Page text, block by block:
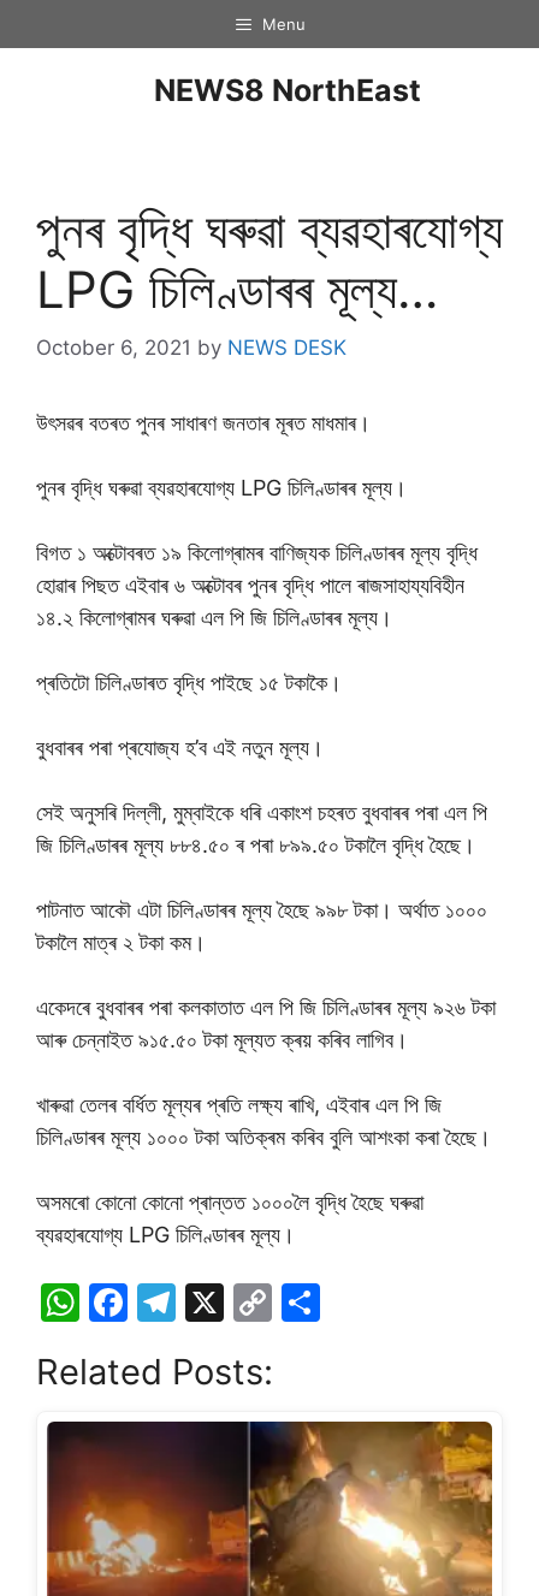
Menu
NEWS8 NorthEast
পুনৰ বৃদ্ধি ঘৰুৱা ব্যৱহাৰযোগ্য
LPG চিলিণ্ডাৰৰ মূল্য…
October 6, 2021 by NEWS DESK
উৎসৱৰ বতৰত পুনৰ সাধাৰণ জনতাৰ মূৰত মাধমাৰ।
পুনৰ বৃদ্ধি ঘৰুৱা ব্যৱহাৰযোগ্য LPG চিলিণ্ডাৰৰ মূল্য।
বিগত ১ অক্টোবৰত ১৯ কিলোগ্ৰামৰ বাণিজ্যক চিলিণ্ডাৰৰ মূল্য বৃদ্ধি
হোৱাৰ পিছত এইবাৰ ৬ অক্টোবৰ পুনৰ বৃদ্ধি পালে ৰাজসাহায্যবিহীন
১৪.২ কিলোগ্ৰামৰ ঘৰুৱা এল পি জি চিলিণ্ডাৰৰ মূল্য।
প্ৰতিটো চিলিণ্ডাৰত বৃদ্ধি পাইছে ১৫ টকাকৈ।
বুধবাৰৰ পৰা প্ৰযোজ্য হ’ব এই নতুন মূল্য।
সেই অনুসৰি দিল্লী, মুম্বাইকে ধৰি একাংশ চহৰত বুধবাৰৰ পৰা এল পি
জি চিলিণ্ডাৰৰ মূল্য ৮৮৪.৫০ ৰ পৰা ৮৯৯.৫০ টকালৈ বৃদ্ধি হৈছে।
পাটনাত আকৌ এটা চিলিণ্ডাৰৰ মূল্য হৈছে ৯৯৮ টকা। অৰ্থাত ১০০০
টকালৈ মাত্ৰ ২ টকা কম।
একেদৰে বুধবাৰৰ পৰা কলকাতাত এল পি জি চিলিণ্ডাৰৰ মূল্য ৯২৬ টকা
আৰু চেন্নাইত ৯১৫.৫০ টকা মূল্যত ক্ৰয় কৰিব লাগিব।
খাৰুৱা তেলৰ বৰ্ধিত মূল্যৰ প্ৰতি লক্ষ্য ৰাখি, এইবাৰ এল পি জি
চিলিণ্ডাৰৰ মূল্য ১০০০ টকা অতিক্ৰম কৰিব বুলি আশংকা কৰা হৈছে।
অসমৰো কোনো কোনো প্ৰান্তত ১০০০লৈ বৃদ্ধি হৈছে ঘৰুৱা
ব্যৱহাৰযোগ্য LPG চিলিণ্ডাৰৰ মূল্য।
W
at
s
A
p
p
F
c
e
b
o
o
k
T
e
gr
m
X
C
y
Li
n
k
e
Related Posts: